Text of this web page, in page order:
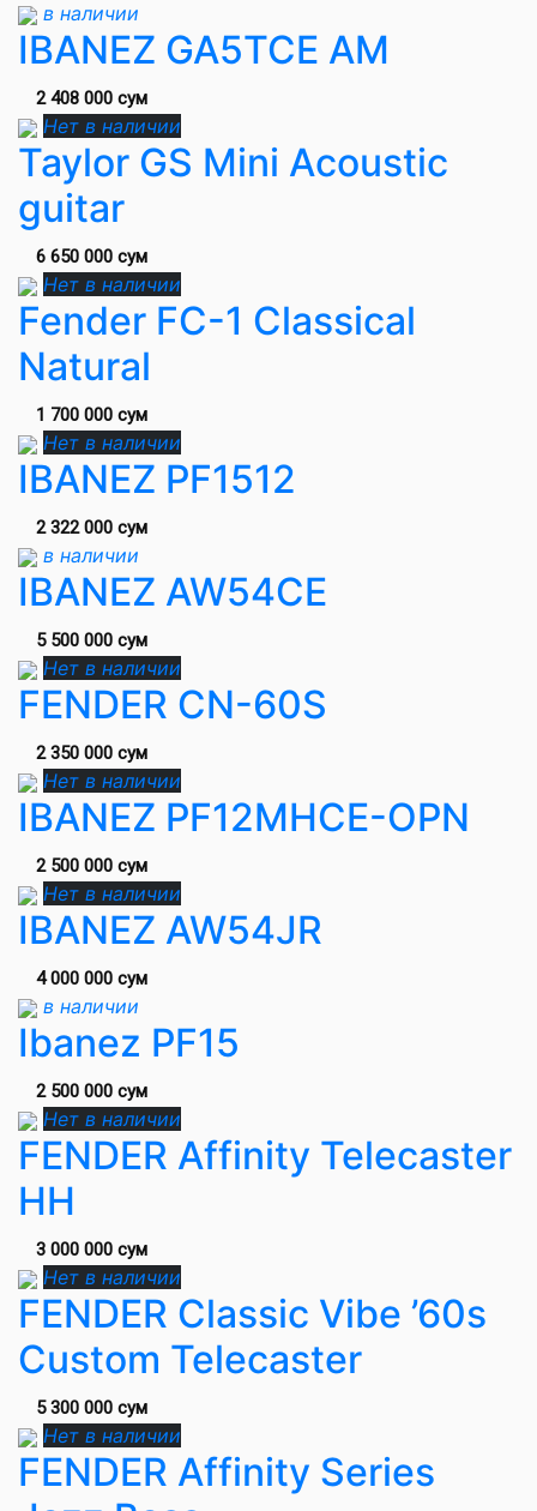
в наличии
IBANEZ GA5TCE AM
2 408 000 сум
Нет в наличии
Taylor GS Mini Acoustic
guitar
6 650 000 сум
Нет в наличии
Fender FC-1 Classical
Natural
1 700 000 сум
Нет в наличии
IBANEZ PF1512
2 322 000 сум
в наличии
IBANEZ AW54CE
5 500 000 сум
Нет в наличии
FENDER CN-60S
2 350 000 сум
Нет в наличии
IBANEZ PF12MHCE-OPN
2 500 000 сум
Нет в наличии
IBANEZ AW54JR
4 000 000 сум
в наличии
Ibanez PF15
2 500 000 сум
Нет в наличии
FENDER Affinity Telecaster
HH
3 000 000 сум
Нет в наличии
FENDER Classic Vibe ’60s
Custom Telecaster
5 300 000 сум
Нет в наличии
FENDER Affinity Series